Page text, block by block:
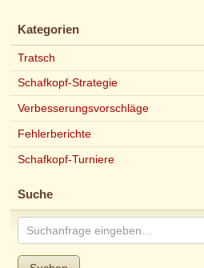
Kategorien
Tratsch
Schafkopf-Strategie
Verbesserungsvorschläge
Fehlerberichte
Schafkopf-Turniere
Suche